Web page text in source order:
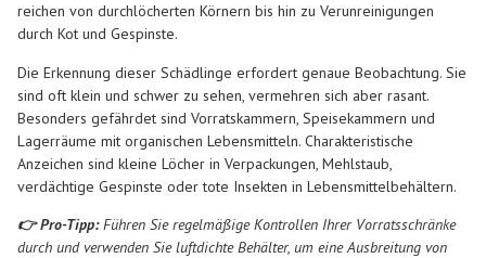
reichen von durchlöcherten Körnern bis hin zu Verunreinigungen
durch Kot und Gespinste.
Die Erkennung dieser Schädlinge erfordert genaue Beobachtung. Sie
sind oft klein und schwer zu sehen, vermehren sich aber rasant.
Besonders gefährdet sind Vorratskammern, Speisekammern und
Lagerräume mit organischen Lebensmitteln. Charakteristische
Anzeichen sind kleine Löcher in Verpackungen, Mehlstaub,
verdächtige Gespinste oder tote Insekten in Lebensmittelbehältern.
👉 Pro-Tipp: Führen Sie regelmäßige Kontrollen Ihrer Vorratsschränke
durch und verwenden Sie luftdichte Behälter, um eine Ausbreitung von